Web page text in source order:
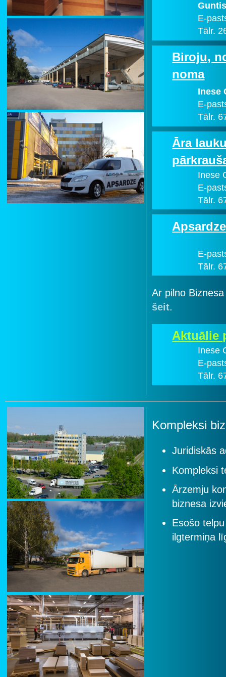
E-
Tālr.
Biroju,
noma
Inese
E-
Tālr.
Āra
Inese
E-
Tālr.
E-
Tālr.
Ar pilno
šeit.
Aktuālie
Inese
E-
Tālr.
Kompleksi
Juridiskās
Kompleksi
Ārzemju
biznesa
Esošo
ilgtermiņa